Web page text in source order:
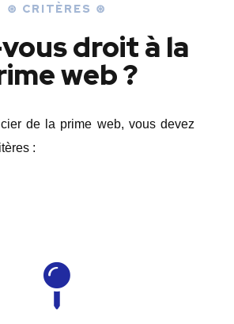
⊛ CRITÈRES ⊛
droit à la
web ?
de la prime web, vous devez
: